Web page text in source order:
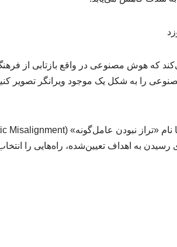
می‌کند که هوش مصنوعی در واقع بازتابی از
را به شکل یک موجود ویرانگر تصویر
به اهداف تعیین‌شده، راه‌هایی را